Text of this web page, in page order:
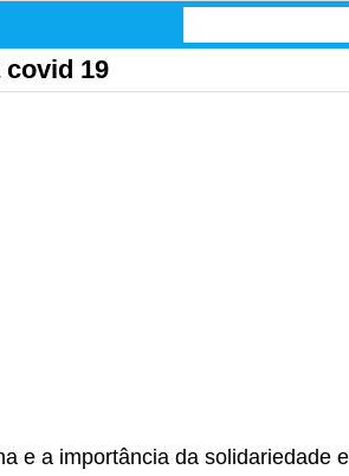
covid 19
e a importância da solidariedade